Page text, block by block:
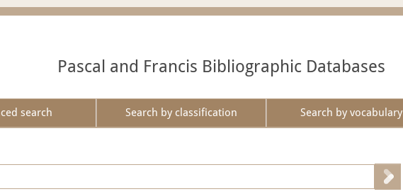
Pascal and Francis Bibliographic Databases
search Search by classification Search by vocabulary